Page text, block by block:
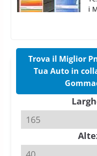
Trova il Miglior
Tua Auto in